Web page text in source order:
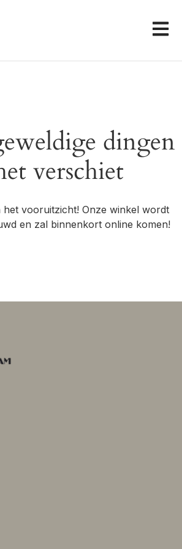
dingen
verschiet
het vooruitzicht! Onze winkel wordt
en zal binnenkort online komen!